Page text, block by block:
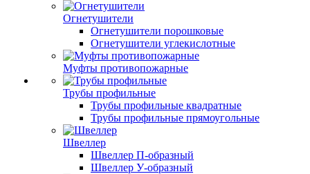
Огнетушители
Огнетушители порошковые
Огнетушители углекислотные
Муфты противопожарные
Трубы профильные
Трубы профильные квадратные
Трубы профильные прямоугольные
Швеллер
Швеллер П-образный
Швеллер У-образный